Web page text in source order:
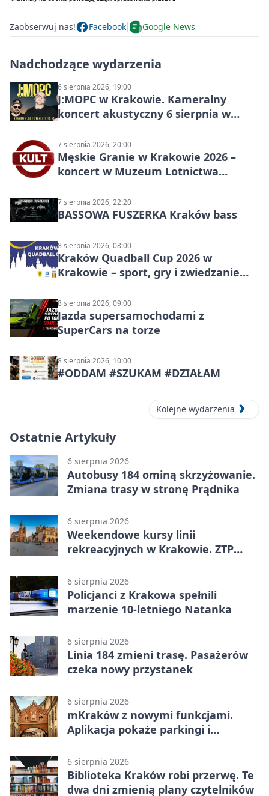
Zaobserwuj nas! Facebook Google News
Nadchodzące wydarzenia
6 sierpnia 2026, 19:00
J:МОРС w Krakowie. Kameralny
koncert akustyczny 6 sierpnia w
7 sierpnia 2026, 20:00
Męskie Granie w Krakowie 2026 –
koncert w Muzeum Lotnictwa
7 sierpnia 2026, 22:20
BASSOWA FUSZERKA Kraków bass
8 sierpnia 2026, 08:00
Kraków Quadball Cup 2026 w
Krakowie – sport, gry i zwiedzanie
8 sierpnia 2026, 09:00
Jazda supersamochodami z
SuperCars na torze
8 sierpnia 2026, 10:00
#ODDAM #SZUKAM #DZIAŁAM
Kolejne wydarzenia
Ostatnie Artykuły
6 sierpnia 2026
Autobusy 184 ominą skrzyżowanie.
Zmiana trasy w stronę Prądnika
6 sierpnia 2026
Weekendowe kursy linii
rekreacyjnych w Krakowie. ZTP
6 sierpnia 2026
Policjanci z Krakowa spełnili
marzenie 10-letniego Natanka
6 sierpnia 2026
Linia 184 zmieni trasę. Pasażerów
czeka nowy przystanek
6 sierpnia 2026
mKraków z nowymi funkcjami.
Aplikacja pokaże parkingi i
6 sierpnia 2026
Biblioteka Kraków robi przerwę. Te
dwa dni zmienią plany czytelników